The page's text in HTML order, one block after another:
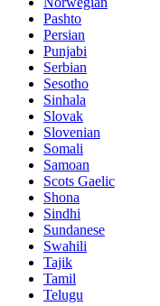
Pashto
Persian
Punjabi
Serbian
Sesotho
Sinhala
Slovak
Slovenian
Somali
Samoan
Scots Gaelic
Shona
Sindhi
Sundanese
Swahili
Tajik
Tamil
Telugu